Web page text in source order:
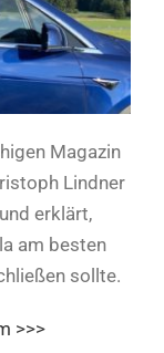
Magazin
Lindner
erklärt,
am besten
sollte.
>>>